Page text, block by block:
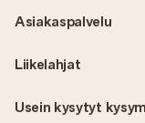
Usein kysytyt
Asiakaspalvelu
Liikelahjat